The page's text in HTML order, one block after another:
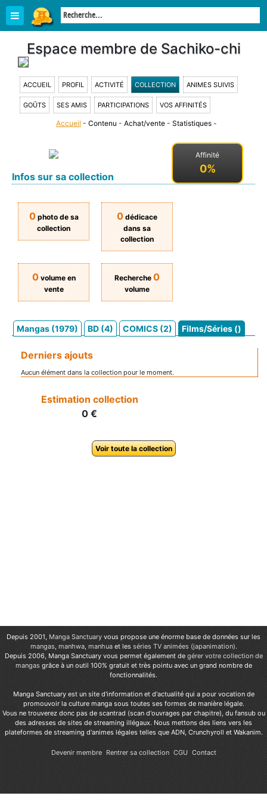
Espace membre de Sachiko-chi
ACCUEIL PROFIL ACTIVITÉ COLLECTION ANIMES SUIVIS
GOÛTS SES AMIS PARTICIPATIONS VOS AFFINITÉS
Affinité
0%
Accueil - Contenu - Achat/vente - Statistiques -
Infos sur sa collection
0photo de sa
collection
0 dédicace
dans sa
collection
0volume en
vente
Recherche 0
volume
Mangas (1979) BD (4) COMICS (2) Films/Séries ()
Derniers ajouts
Aucun élément dans la collection pour le moment.
Estimation collection
0 €
Voir toute la collection
Depuis 2001, Manga Sanctuary vous propose une énorme base de données sur les
mangas, manhwa, manhuaet les séries TV animées (japanimation).
Depuis 2006, Manga Sanctuary vous permet également de gérer votre collection de
mangas grâce à un outil 100% gratuit et très pointu avec un grand nombre de
fonctionnalités.
Manga Sanctuary est un site d'information et d'actualité qui a pour vocation de
promouvoir la culture manga sous toutes ses formes de manière légale.
Vous ne trouverez donc pas de scantrad (scan d'ouvrages par chapitre), du fansub ou
des adresses de sites de streaming illégaux. Nous mettons des liens vers les
plateformes de streaming d'animes légales telles que ADN, Crunchyroll et Wakanim.
Devenir membre Rentrer sa collection CGU Contact